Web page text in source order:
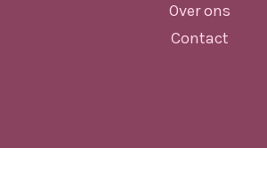
Over ons
Contact